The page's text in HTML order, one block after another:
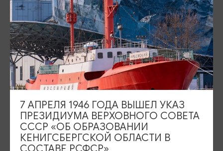
Отправляясь на экскурсию наКуршскую косу, вы открываете
перед собой мир удивительной природы и истории. Прогулка по
песчаным дюнам, встречи с уникальными растениями и
восхождение на Эфу – это лишь малая часть того, что ждет вас
на этом удивительном участке Балтийского побережья.
На экскурсии вы узнаете о древних куршах, их обычаях и
традициях, окунетесь в историю колонизации косы, исследуете
уникальные экосистемы и сможете насладиться живописными
видами на Балтийское море.
КАК ОПЛАТИТЬ
Стоимость экскурсии:
7 АПРЕЛЯ 1946 ГОДА ВЫШЕЛ УКАЗ
ПРЕЗИДИУМА ВЕРХОВНОГО СОВЕТА
СССР «ОБ ОБРАЗОВАНИИ
КЕНИГСБЕРГСКОЙ ОБЛАСТИ В